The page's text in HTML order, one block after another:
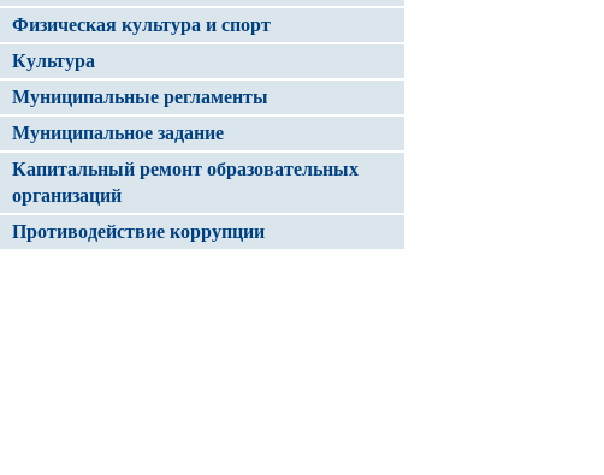
Физическая культура и спорт
Культура
Муниципальные регламенты
Муниципальное задание
Капитальный ремонт образовательных
организаций
Противодействие коррупции